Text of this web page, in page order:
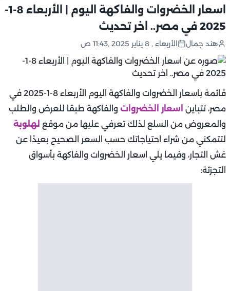
اسعار الخضروات والفاكهة اليوم | الأربعاء 8-1-
2025 في مصر.. اخر تحديث
هند جمال الأربعاء , 8 يناير 2025 ,11:43 ص
قائمة باسعار الخضروات والفاكهة اليوم الأربعاء 8-1-2025 في
مصر، تتباين اسعار الخضروات والفاكهة طبقا للعرض والطلب
والمعروض من السلع لذلك تعرفي عليها من موقع لهلوبة
لتتمكني من شراء احتياجاتك حسب السعر الصحيح بعيدًا عن
غش التجار، وفيما يلي اسعار الخضروات والفاكهة بأسواق
التجزئة: